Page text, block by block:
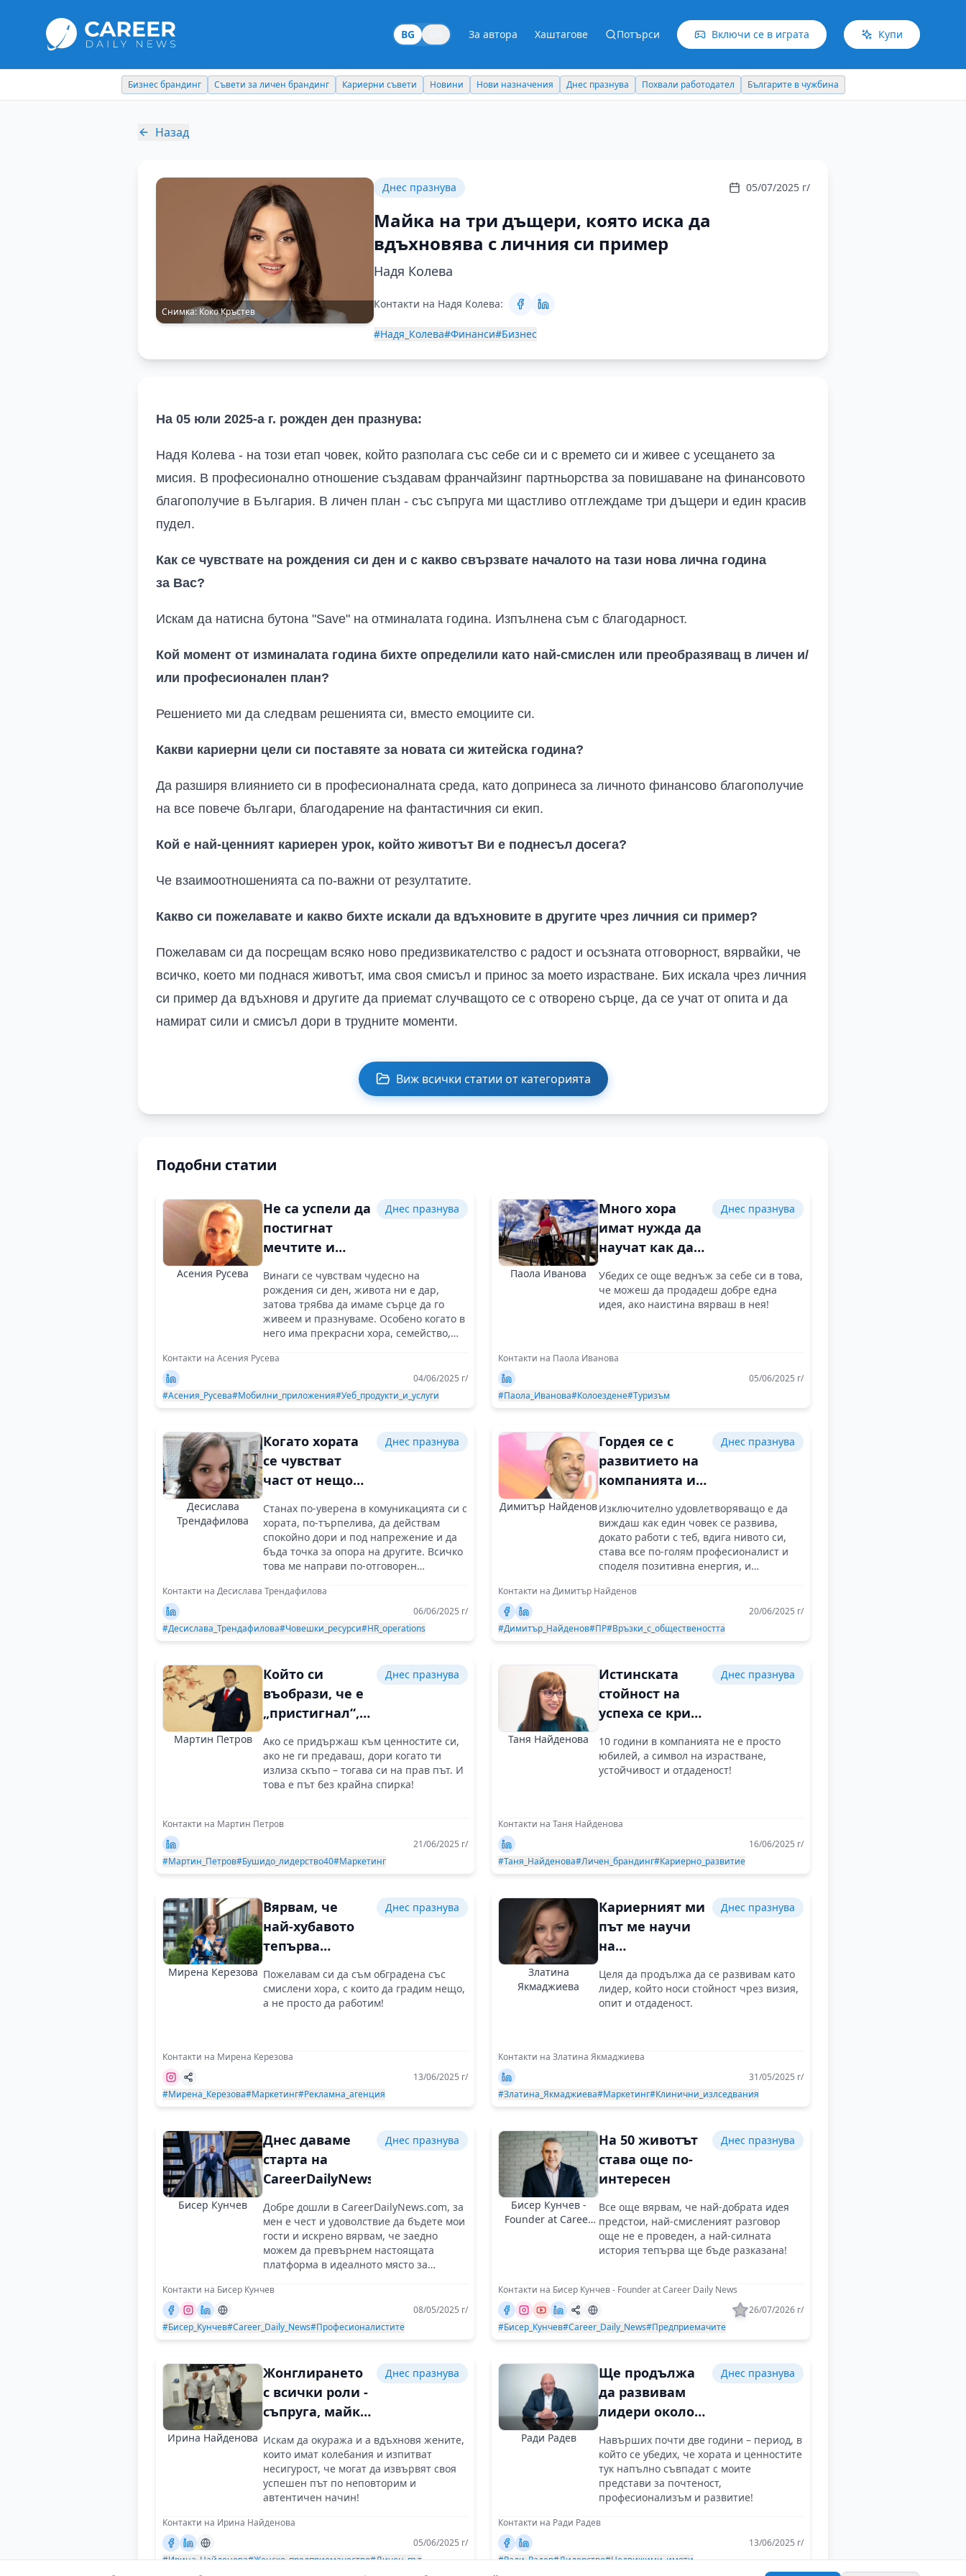
BG За автора Хаштагове Потърси Включи се в играта Купи
Съвети за личен брандинг Кариерни съвети Новини Нови назначения Днес празнува Похвали работодател Българите в чужбина Идеи отвъд границите
Назад
Снимка: Коко Кръстев
Днес празнува 05/07/2025 г/
Майка на три дъщери, която иска да
вдъхновява с личния си пример
Надя Колева
Контакти на Надя Колева:
#Надя_Колева#Финанси#Бизнес
На 05 юли 2025-а г. рожден ден празнува:
Надя Колева - на този етап човек, който разполага със себе си и с времето си и живее с усещането за
мисия. В професионално отношение създавам франчайзинг партньорства за повишаване на финансовото
благополучие в България. В личен план - със съпруга ми щастливо отглеждаме три дъщери и един красив
пудел.
Как се чувствате на рождения си ден и с какво свързвате началото на тази нова лична година
за Вас?
Искам да натисна бутона "Save" на отминалата година. Изпълнена съм с благодарност.
Кой момент от изминалата година бихте определили като най-смислен или преобразяващ в личен и/
или професионален план?
Решението ми да следвам решенията си, вместо емоциите си.
Какви кариерни цели си поставяте за новата си житейска година?
Да разширя влиянието си в професионалната среда, като допринеса за личното финансово благополучие
на все повече българи, благодарение на фантастичния си екип.
Кой е най-ценният кариерен урок, който животът Ви е поднесъл досега?
Че взаимоотношенията са по-важни от резултатите.
Какво си пожелавате и какво бихте искали да вдъхновите в другите чрез личния си пример?
Пожелавам си да посрещам всяко ново предизвикателство с радост и осъзната отговорност, вярвайки, че
всичко, което ми поднася животът, има своя смисъл и принос за моето израстване. Бих искала чрез личния
си пример да вдъхновя и другите да приемат случващото се с отворено сърце, да се учат от опита и да
намират сили и смисъл дори в трудните моменти.
Виж всички статии от категорията
Подобни статии
Асения Русева
Не са успели да
постигнат
мечтите и
тези, които са
се отказали
Днес празнува
Винаги се чувствам чудесно на
рождения си ден, живота ни е дар,
затова трябва да имаме сърце да го
живеем и празнуваме. Особено когато в
него има прекрасни хора, семейство,
обичаш!
Контакти на Асения Русева
04/06/2025 г/
#Асения_Русева#Мобилни_приложения#Уеб_продукти_и_услуги
Паола Иванова
Mного хора
имат нужда да
научат как да
добре
Днес празнува
Убедих се още веднъж за себе си в това,
че можеш да продадеш добре една
идея, ако наистина вярваш в нея!
Контакти на Паола Иванова
05/06/2025 г/
#Паола_Иванова#Колоездене#Туризъм
Десислава
Трендафилова
Когато хората
се чувстват
част от нещо
резултатите
идват
естествено
Днес празнува
Станах по-уверена в комуникацията си с
хората, по-търпелива, да действам
спокойно дори и под напрежение и да
бъда точка за опора на другите. Всичко
това ме направи по-отговорен
Контакти на Десислава Трендафилова
06/06/2025 г/
#Десислава_Трендафилова#Човешки_ресурси#HR_operations
Димитър Найденов
Гордея се с
развитието на
компанията и
Днес празнува
Изключително удовлетворяващо е да
виждаш как един човек се развива,
докато работи с теб, вдига нивото си,
става все по-голям професионалист и
споделя позитивна енергия, и
Контакти на Димитър Найденов
20/06/2025 г/
#Димитър_Найденов#ПР#Връзки_с_обществеността
Мартин Петров
Който си
въобрази, че е
„пристигнал“,
започнал да
залязва
Днес празнува
Ако се придържаш към ценностите си,
ако не ги предаваш, дори когато ти
излиза скъпо – тогава си на прав път. И
това е път без крайна спирка!
Контакти на Мартин Петров
21/06/2025 г/
#Мартин_Петров#Бушидо_лидерство40#Маркетинг
Таня Найденова
Истинската
стойност на
успеха се крие
стои зад теб
Днес празнува
10 години в компанията не е просто
юбилей, а символ на израстване,
устойчивост и отдаденост!
Контакти на Таня Найденова
16/06/2025 г/
#Таня_Найденова#Личен_брандинг#Кариерно_развитие
Мирена Керезова
Вярвам, че
най-хубавото
тепърва
може би точно
днес е
Днес празнува
Пожелавам си да съм обградена със
смислени хора, с които да градим нещо,
а не просто да работим!
Контакти на Мирена Керезова
13/06/2025 г/
#Мирена_Керезова#Маркетинг#Рекламна_агенция
Златина
Якмаджиева
Кариерният ми
път ме научи
на
емпатия и
значението на
Днес празнува
Целя да продължа да се развивам като
лидер, който носи стойност чрез визия,
опит и отдаденост.
Контакти на Златина Якмаджиева
31/05/2025 г/
#Златина_Якмаджиева#Маркетинг#Клинични_излседвания
Бисер Кунчев
Днес даваме
старта на
CareerDailyNews.com
Днес празнува
Добре дошли в CareerDailyNews.com, за
мен е чест и удоволствие да бъдете мои
гости и искрено вярвам, че заедно
можем да превърнем настоящата
платформа в идеалното място за
общност.
Контакти на Бисер Кунчев
08/05/2025 г/
#Бисер_Кунчев#Career_Daily_News#Професионалистите
Бисер Кунчев -
Founder at Career
На 50 животът
става още по-
интересен
Днес празнува
Все още вярвам, че най-добрата идея
предстои, най-смисленият разговор
още не е проведен, а най-силната
история тепърва ще бъде разказана!
Контакти на Бисер Кунчев - Founder at Career Daily News
26/07/2026 г/
#Бисер_Кунчев#Career_Daily_News#Предприемачите
Ирина Найденова
Жонглирането
с всички роли -
съпруга, майка
е
предизвикателство
Днес празнува
Искам да окуража и а вдъхновя жените,
които имат колебания и изпитват
несигурост, че могат да извървят своя
успешен път по неповторим и
автентичен начин!
Контакти на Ирина Найденова
05/06/2025 г/
#Ирина_Найденова#Женско_предприемачество#Личен_път
Ради Радев
Ще продължа
да развивам
лидери около
Днес празнува
Навърших почти две години – период, в
който се убедих, че хората и ценностите
тук напълно съвпадат с моите
представи за почтеност,
професионализъм и развитие!
Контакти на Ради Радев
13/06/2025 г/
#Ради_Радев#Лидерство#Недвижими_имоти